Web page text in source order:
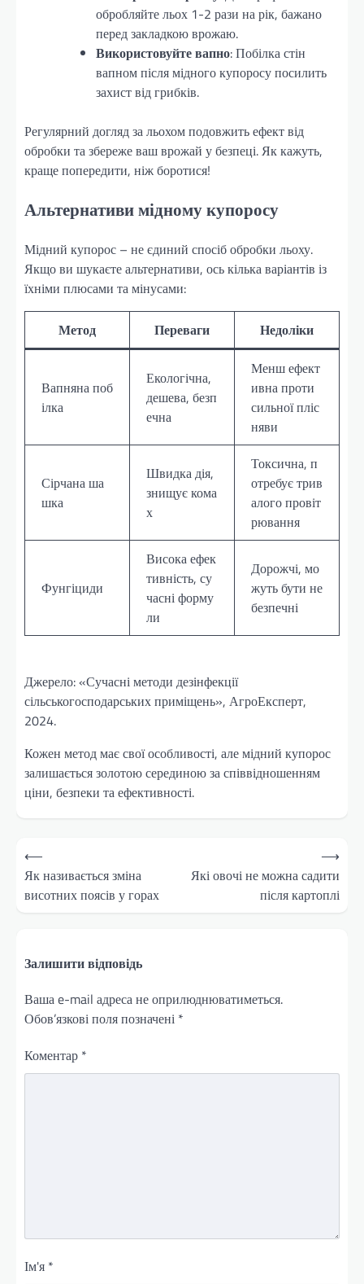
обробляйте льох 1-2 рази на рік, бажано
перед закладкою врожаю.
Використовуйте вапно: Побілка стін
вапном після мідного купоросу посилить
захист від грибків.
Регулярний догляд за льохом подовжить ефект від
обробки та збереже ваш врожай у безпеці. Як кажуть,
краще попередити, ніж боротися!
Альтернативи мідному купоросу
Мідний купорос – не єдиний спосіб обробки льоху.
Якщо ви шукаєте альтернативи, ось кілька варіантів із
їхніми плюсами та мінусами:
Метод Переваги Недоліки
Вапняна поб
ілка
Екологічна,
дешева, безп
ечна
Менш ефект
ивна проти
сильної пліс
няви
Сірчана ша
шка
Швидка дія,
знищує кома
х
Токсична, п
отребує трив
алого провіт
рювання
Фунгіциди
Висока ефек
тивність, су
часні форму
ли
Дорожчі, мо
жуть бути не
безпечні
Джерело: «Сучасні методи дезінфекції
сільськогосподарських приміщень», АгроЕксперт,
2024.
Кожен метод має свої особливості, але мідний купорос
залишається золотою серединою за співвідношенням
ціни, безпеки та ефективності.
Навігація
записів
⟵
Як називається зміна
висотних поясів у горах
Які овочі не можна садити
після картоплі
⟶
Залишити відповідь
Ваша e-mail адреса не оприлюднюватиметься.
Обов’язкові поля позначені *
Коментар *
Ім'я *